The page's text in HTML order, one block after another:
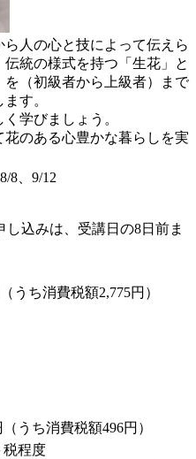
人の心と技によって伝えら
統の様式を持つ「生花」と
（初級者から上級者）まで
す。
学びましょう。
のある心豊かな暮らしを実
8、9/12
込みは、受講日の8日前ま
うち消費税額2,775円）
（うち消費税額496円）
税程度